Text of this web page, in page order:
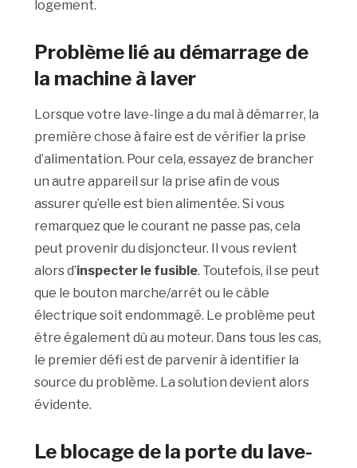
logement.
Problème lié au démarrage de
la machine à laver
Lorsque votre lave-linge a du mal à démarrer, la
première chose à faire est de vérifier la prise
d’alimentation. Pour cela, essayez de brancher
un autre appareil sur la prise afin de vous
assurer qu’elle est bien alimentée. Si vous
remarquez que le courant ne passe pas, cela
peut provenir du disjoncteur. Il vous revient
alors d’inspecter le fusible. Toutefois, il se peut
que le bouton marche/arrêt ou le câble
électrique soit endommagé. Le problème peut
être également dû au moteur. Dans tous les cas,
le premier défi est de parvenir à identifier la
source du problème. La solution devient alors
évidente.
Le blocage de la porte du lave-